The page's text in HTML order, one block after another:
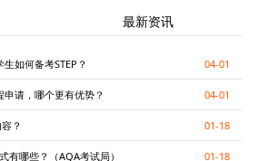
最新资讯
如何备考STEP？ 04-01
请，哪个更有优势？ 04-01
？ 01-18
有哪些？（AQA考试局） 01-18